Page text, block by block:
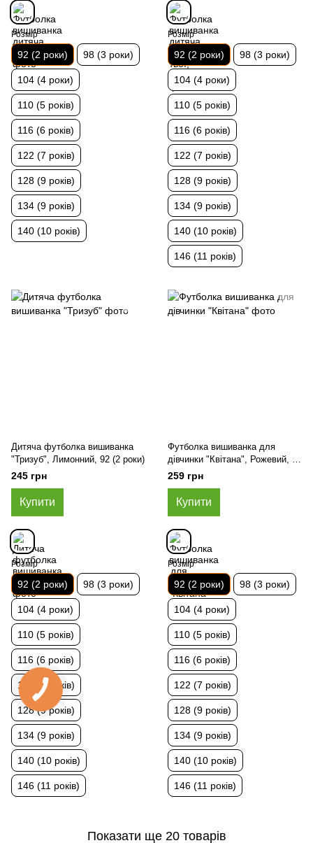
Розмір
92 (2 роки) 98 (3 роки)
104 (4 роки)
110 (5 років)
116 (6 років)
122 (7 років)
128 (9 років)
134 (9 років)
140 (10 років)
Розмір
92 (2 роки) 98 (3 роки)
104 (4 роки)
110 (5 років)
116 (6 років)
122 (7 років)
128 (9 років)
134 (9 років)
140 (10 років)
146 (11 років)
Дитяча футболка вишиванка
"Тризуб", Лимонний, 92 (2 роки)
245 грн
Купити
Розмір
92 (2 роки) 98 (3 роки)
104 (4 роки)
110 (5 років)
116 (6 років)
122 (7 років)
128 (9 років)
134 (9 років)
140 (10 років)
146 (11 років)
Футболка вишиванка для
дівчинки "Квітана", Рожевий, 92
(2 роки)
259 грн
Купити
Розмір
92 (2 роки) 98 (3 роки)
104 (4 роки)
110 (5 років)
116 (6 років)
122 (7 років)
128 (9 років)
134 (9 років)
140 (10 років)
146 (11 років)
Показати ще 20 товарів